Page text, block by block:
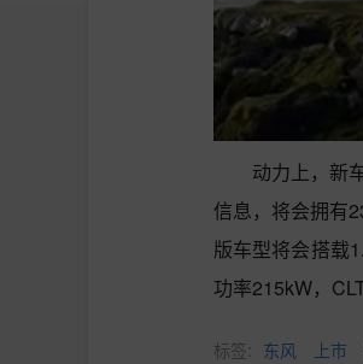
动力上，新
信息，将会拥有
版车型将会搭载
功率215kW，
标签: 东风 上市